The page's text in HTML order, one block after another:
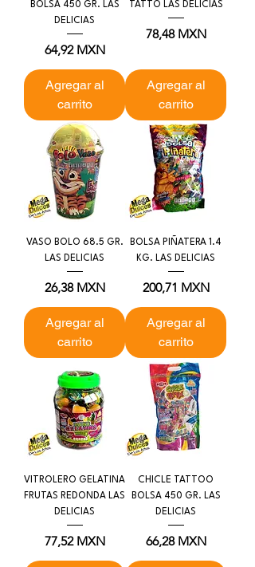
BOLSA 450 GR. LAS
DELICIAS
Precio
64,92 MXN
Agregar al
carrito
TATTO LAS DELICIAS
Precio
78,48 MXN
Agregar al
carrito
VASO BOLO 68.5 GR.
LAS DELICIAS
Precio
26,38 MXN
Agregar al
carrito
BOLSA PIÑATERA 1.4
KG. LAS DELICIAS
Precio
200,71 MXN
Agregar al
carrito
VITROLERO GELATINA
FRUTAS REDONDA LAS
DELICIAS
Precio
77,52 MXN
CHICLE TATTOO
BOLSA 450 GR. LAS
DELICIAS
Precio
66,28 MXN